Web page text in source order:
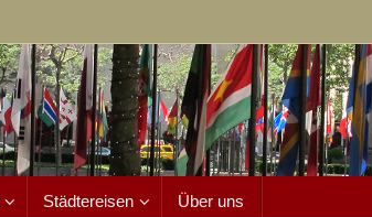
Städtereisen Über uns